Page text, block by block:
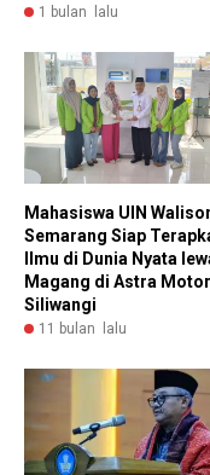
1 bulan lalu
Mahasiswa UIN
Semarang Siap
Ilmu di Dunia Nyata
Magang di Astra Motor
Siliwangi
11 bulan lalu